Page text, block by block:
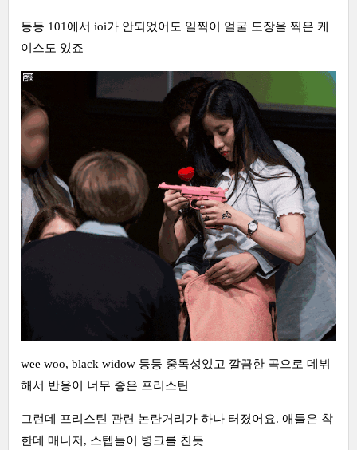
등등 101에서 ioi가 안되었어도 일찍이 얼굴 도장을 찍은 케
이스도 있죠
wee woo, black widow 등등 중독성있고 깔끔한 곡으로 데뷔
해서 반응이 너무 좋은 프리스틴
그런데 프리스틴 관련 논란거리가 하나 터졌어요. 애들은 착
한데 매니저, 스텝들이 병크를 친듯